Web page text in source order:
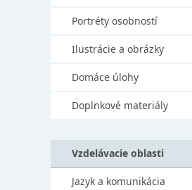
Portréty osobností
Ilustrácie a obrázky
Domáce úlohy
Doplnkové materiály
Vzdelávacie oblasti
Jazyk a komunikácia